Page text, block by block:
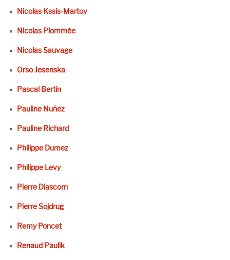
Nicolas Kssis-Martov
Nicolas Plommée
Nicolas Sauvage
Orso Jesenska
Pascal Bertin
Pauline Nuñez
Pauline Richard
Philippe Dumez
Philippe Levy
Pierre Diascorn
Pierre Sojdrug
Remy Poncet
Renaud Paulik